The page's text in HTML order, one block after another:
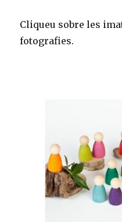
Cliqueu sobre les
fotografies.